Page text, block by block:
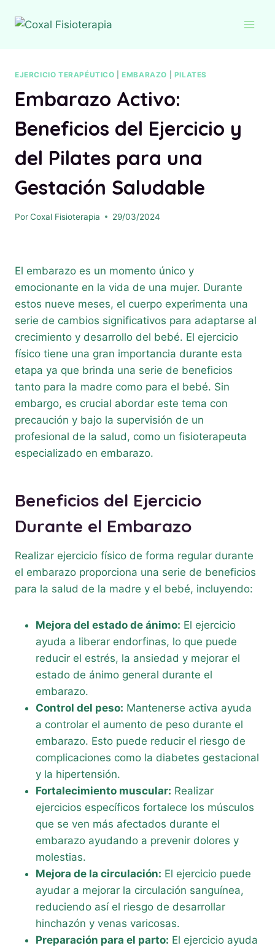
EJERCICIO TERAPÉUTICO |EMBARAZO PILATES
Embarazo Activo:
Beneficios del Ejercicio y
del Pilates para una
Gestación Saludable
PorCoxal Fisioterapia 29/03/2024
El embarazo es un momento único y
emocionante en la vida de una mujer. Durante
estos nueve meses, el cuerpo experimenta una
serie de cambios significativos para adaptarse al
crecimiento y desarrollo del bebé. El ejercicio
físico tiene una gran importancia durante esta
etapa ya que brinda una serie de beneficios
tanto para la madre como para el bebé. Sin
embargo, es crucial abordar este tema con
precaución y bajo la supervisión de un
profesional de la salud, como un fisioterapeuta
especializado en embarazo.
Beneficios del Ejercicio
Durante el Embarazo
Realizar ejercicio físico de forma regular durante
el embarazo proporciona una serie de beneficios
para la salud de la madre y el bebé, incluyendo:
Mejora del estado de ánimo: El ejercicio
ayuda a liberar endorfinas, lo que puede
reducir el estrés, la ansiedad y mejorar el
estado de ánimo general durante el
embarazo.
Control del peso: Mantenerse activa ayuda
a controlar el aumento de peso durante el
embarazo. Esto puede reducir el riesgo de
complicaciones como la diabetes gestacional
y la hipertensión.
Fortalecimiento muscular: Realizar
ejercicios específicos fortalece los músculos
que se ven más afectados durante el
embarazo ayudando a prevenir dolores y
molestias.
Mejora de la circulación: El ejercicio puede
ayudar a mejorar la circulación sanguínea,
reduciendo así el riesgo de desarrollar
hinchazón y venas varicosas.
Preparación para el parto: El ejercicio ayuda